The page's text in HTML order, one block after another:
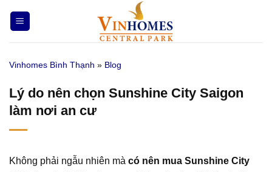
qua
nội
Vinhomes Bình Thạnh » Blog
Lý do nên chọn Sunshine City Saigon
làm nơi an cư
Không phải ngẫu nhiên mà có nên mua Sunshine City